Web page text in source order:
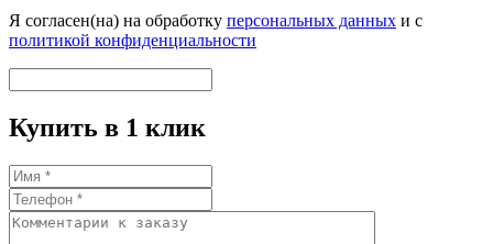
Я согласен(на) на обработку персональных данных и с
политикой конфиденциальности
Купить в 1 клик